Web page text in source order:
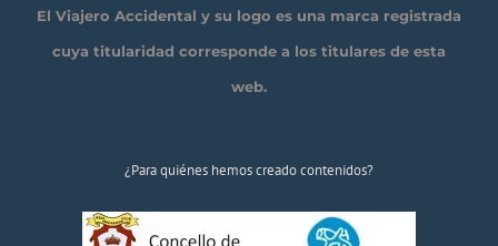
El Viajero Accidental y su logo es una marca registrada
cuya titularidad corresponde a los titulares de esta
web.
¿Para quiénes hemos creado contenidos?